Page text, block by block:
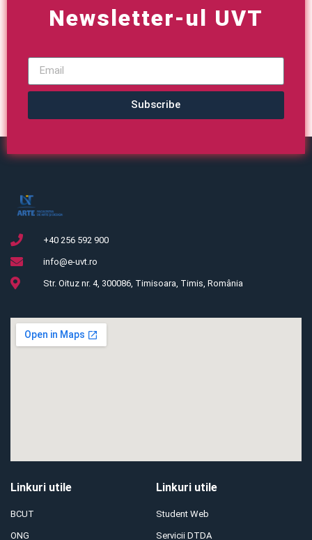
Newsletter-ul UVT
Subscribe
+40 256 592 900
info@e-uvt.ro
Str. Oituz nr. 4, 300086, Timisoara, Timis, România
Linkuri utile
BCUT
ONG
Linkuri utile
Student Web
Servicii DTDA